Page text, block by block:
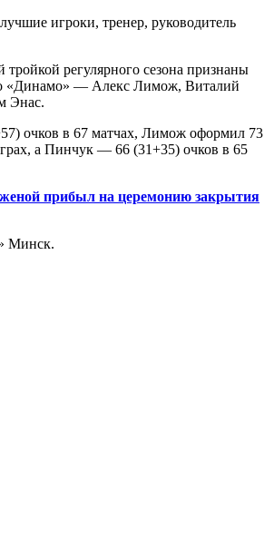
игроки, тренер, руководитель
тройкой регулярного сезона признаны
«Динамо» — Алекс Лимож, Виталий
Энас.
очков в 67 матчах, Лимож оформил 73
а Пинчук — 66 (31+35) очков в 65
прибыл на церемонию закрытия
Минск.